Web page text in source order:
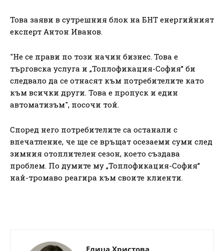
Това заяви в сутрешния блок на БНТ енергийният
експерт Антон Иванов.
"Не се прави по този начин бизнес. Това е
търговска услуга и „Топлофикация-София” би
следвало да се отнасят към потребителите като
към всички други. Това е пропуск и един
автоматизъм", посочи той.
Според него потребителите са останали с
впечатление, че ще се връщат осезаеми суми след
зимния отоплителен сезон, което създава
проблем. По думите му „Топлофикация-София”
най-тромаво реагира към своите клиенти.
Елица Христова